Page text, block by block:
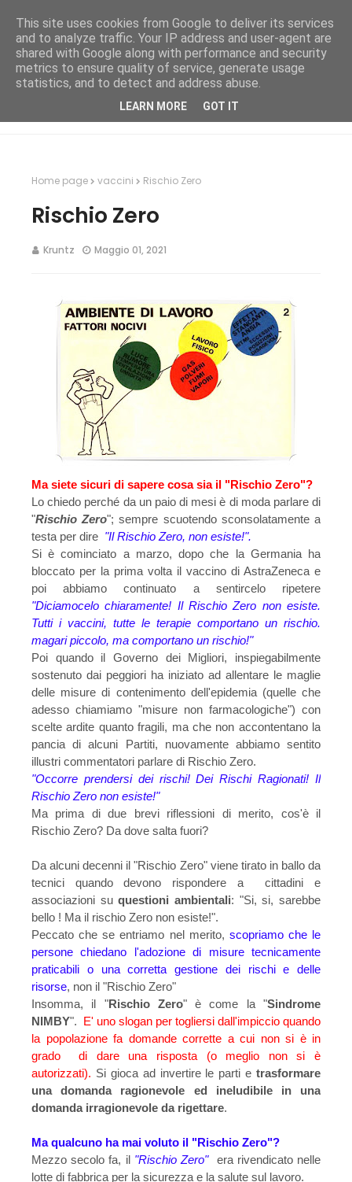
Home page vaccini Rischio Zero
Rischio Zero
Kruntz Maggio 01, 2021
Ma siete sicuri di sapere cosa sia il "Rischio Zero"?
Lo chiedo perché da un paio di mesi è di moda parlare di
"Rischio Zero"; sempre scuotendo sconsolatamente a
testa per dire "Il Rischio Zero, non esiste!".
Si è cominciato a marzo, dopo che la Germania ha
bloccato per la prima volta il vaccino di AstraZeneca e
poi abbiamo continuato a sentircelo ripetere
"Diciamocelo chiaramente! Il Rischio Zero non esiste.
Tutti i vaccini, tutte le terapie comportano un rischio.
magari piccolo, ma comportano un rischio!"
Poi quando il Governo dei Migliori, inspiegabilmente
sostenuto dai peggiori ha iniziato ad allentare le maglie
delle misure di contenimento dell'epidemia (quelle che
adesso chiamiamo "misure non farmacologiche") con
scelte ardite quanto fragili, ma che non accontentano la
pancia di alcuni Partiti, nuovamente abbiamo sentito
illustri commentatori parlare di Rischio Zero.
"Occorre prendersi dei rischi! Dei Rischi Ragionati! Il
Rischio Zero non esiste!"
Ma prima di due brevi riflessioni di merito, cos'è il
Rischio Zero? Da dove salta fuori?
Da alcuni decenni il "Rischio Zero" viene tirato in ballo da
tecnici quando devono rispondere a cittadini e
associazioni suquestioni ambientali: "Si, si, sarebbe
bello ! Ma il rischio Zero non esiste!".
Peccato che se entriamo nel merito, scopriamo che le
persone chiedano l'adozione di misure tecnicamente
praticabili o una corretta gestione dei rischi e delle
risorse, non il "Rischio Zero"
Insomma, il "Rischio Zero" è come la "Sindrome
NIMBY". E' uno slogan per togliersi dall'impiccio quando
la popolazione fa domande corrette a cui non si è in
grado di dare una risposta (o meglio non si è
autorizzati). Si gioca ad invertire le parti e trasformare
una domanda ragionevole ed ineludibile in una
domanda irragionevole da rigettare.
Ma qualcuno ha mai voluto il "Rischio Zero"?
Mezzo secolo fa, il "Rischio Zero"era rivendicato nelle
lotte di fabbrica per la sicurezza e la salute sul lavoro.
This site uses cookies from Google to deliver its services
and to analyze traffic. Your IP address and user-agent are
shared with Google along with performance and security
metrics to ensure quality of service, generate usage
statistics, and to detect and address abuse.
LEARN MORE GOT IT